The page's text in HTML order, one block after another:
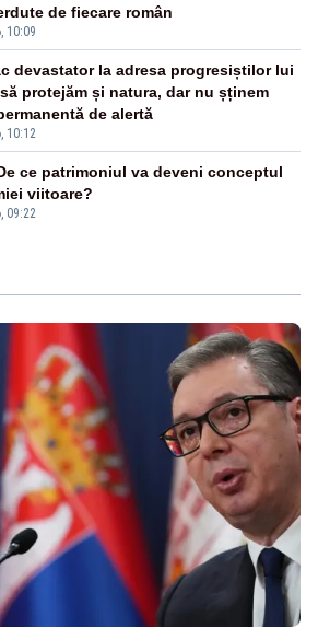
10:09
de fiecare român
10:12
devastator la adresa progresiștilor lui
protejăm și natura, dar nu șținem
de alertă
09:22
ce patrimoniul va deveni conceptul
viitoare?